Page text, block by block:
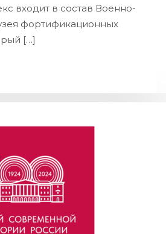
входит в состав Военно-
фортификационных
[…]